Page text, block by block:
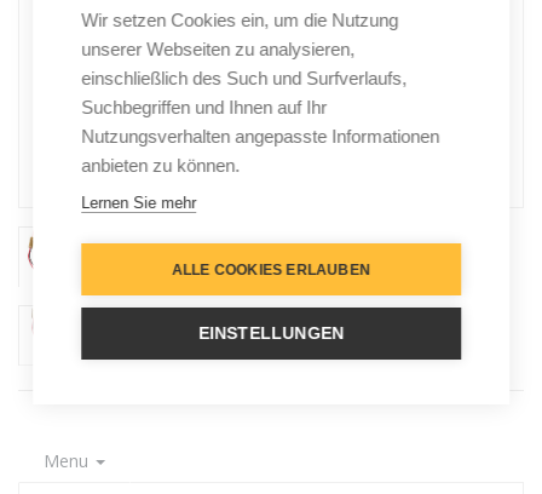
Menu
Wir setzen Cookies ein, um die Nutzung
unserer Webseiten zu analysieren,
einschließlich des Such und Surfverlaufs,
Suchbegriffen und Ihnen auf Ihr
Nutzungsverhalten angepasste Informationen
anbieten zu können.
Lernen Sie mehr
ALLE COOKIES ERLAUBEN
EINSTELLUNGEN